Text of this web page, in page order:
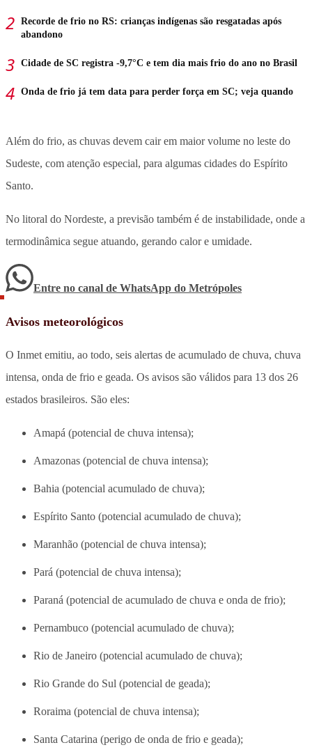
Recorde de frio no RS: crianças indígenas são resgatadas após
abandono
Cidade de SC registra -9,7°C e tem dia mais frio do ano no Brasil
Onda de frio já tem data para perder força em SC; veja quando
Além do frio, as chuvas devem cair em maior volume no leste do
Sudeste, com atenção especial, para algumas cidades do Espírito
Santo.
No litoral do Nordeste, a previsão também é de instabilidade, onde a
termodinâmica segue atuando, gerando calor e umidade.
Entre no canal de WhatsApp do Metrópoles
Avisos meteorológicos
O Inmet emitiu, ao todo, seis alertas de acumulado de chuva, chuva
intensa, onda de frio e geada. Os avisos são válidos para 13 dos 26
estados brasileiros. São eles:
Amapá (potencial de chuva intensa);
Amazonas (potencial de chuva intensa);
Bahia (potencial acumulado de chuva);
Espírito Santo (potencial acumulado de chuva);
Maranhão (potencial de chuva intensa);
Pará (potencial de chuva intensa);
Paraná (potencial de acumulado de chuva e onda de frio);
Pernambuco (potencial acumulado de chuva);
Rio de Janeiro (potencial acumulado de chuva);
Rio Grande do Sul (potencial de geada);
Roraima (potencial de chuva intensa);
Santa Catarina (perigo de onda de frio e geada);